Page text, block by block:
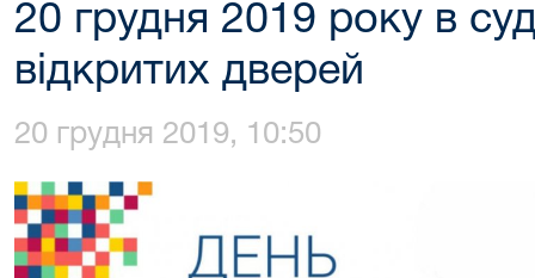
20 грудня 2019 року в
відкритих дверей
20 грудня 2019, 10:50